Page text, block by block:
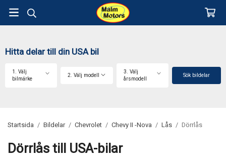
Hitta delar till din USA bil
1. Välj
bilmärke
2. Välj modell
3. Välj
årsmodell
Sök bildelar
Startsida / Bildelar / Chevrolet / Chevy II -Nova / Lås / Dörrlås
Dörrlås till USA-bilar